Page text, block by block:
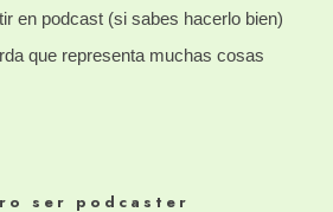
en podcast (si sabes hacerlo bien)
que representa muchas cosas
ser podcaster